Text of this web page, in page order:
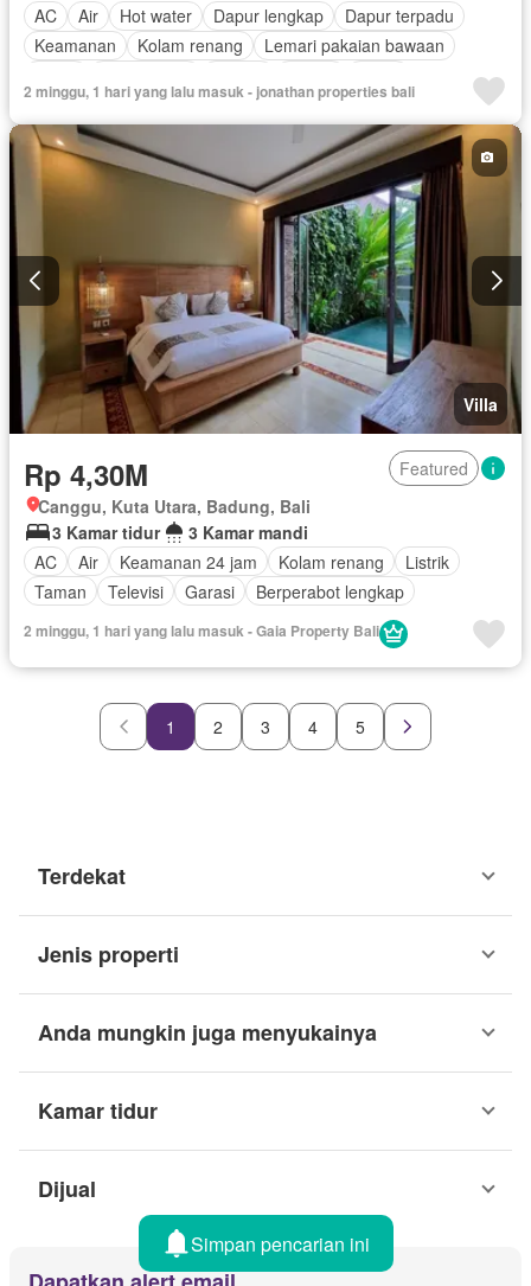
AC
Air Hot water Dapur lengkap
Dapur terpadu
Keamanan
Kolam renang
Lemari pakaian bawaan
Berperabot lengkap
2 minggu, 1 hari yang lalu masuk - jonathan properties bali
Villa
Rp 4,30M
Featured
Canggu, Kuta Utara, Badung, Bali
3 Kamar tidur
3 Kamar mandi
AC
Air Keamanan 24 jam Kolam renang
Listrik
Taman
Televisi Garasi Berperabot lengkap
2 minggu, 1 hari yang lalu masuk - Gaia Property Bali
1 2 3 4 5
Terdekat
Jenis properti
Anda mungkin juga menyukainya
Kamar tidur
Dijual
Simpan pencarian ini